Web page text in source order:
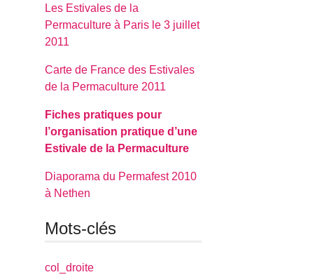
Les Estivales de la
Permaculture à Paris le 3 juillet
2011
Carte de France des Estivales
de la Permaculture 2011
Fiches pratiques pour
l’organisation pratique d’une
Estivale de la Permaculture
Diaporama du Permafest 2010
à Nethen
Mots-clés
col_droite